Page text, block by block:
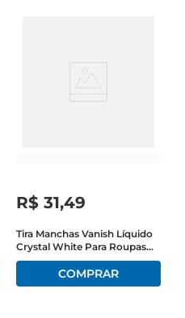
R$ 31,49
Tira Manchas Vanish Líquido
Crystal White Para Roupas
Brancas 1,5 Litros